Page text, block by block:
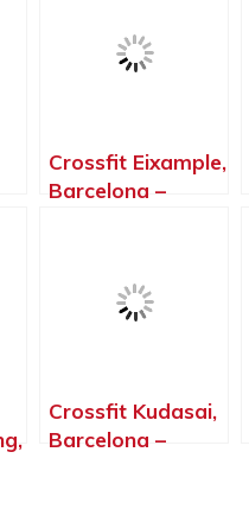
Crossfit Eixample,
Barcelona –
Crossfit Kudasai,
Barcelona –